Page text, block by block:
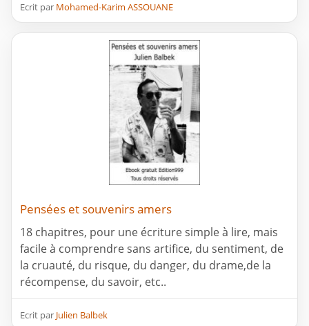
Ecrit par Mohamed-Karim ASSOUANE
Pensées et souvenirs amers
18 chapitres, pour une écriture simple à lire, mais
facile à comprendre sans artifice, du sentiment, de
la cruauté, du risque, du danger, du drame,de la
récompense, du savoir, etc..
Ecrit par Julien Balbek